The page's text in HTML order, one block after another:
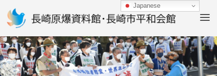
content
Japanese